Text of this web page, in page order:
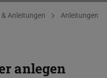
Anleitungen
Anleitungen
anlegen